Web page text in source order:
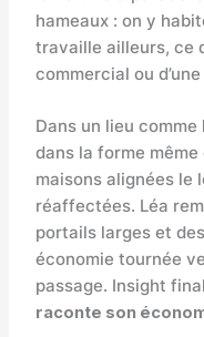
hameaux : on y
travaille ailleurs, ce
commercial ou
Dans un lieu comme
dans la forme
maisons alignées le
réaffectées. Léa
portails larges et
économie tournée
passage. Insight
raconte son